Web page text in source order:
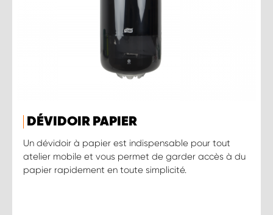
DÉVIDOIR PAPIER
Un dévidoir à papier est indispensable pour tout
atelier mobile et vous permet de garder accès à du
papier rapidement en toute simplicité.